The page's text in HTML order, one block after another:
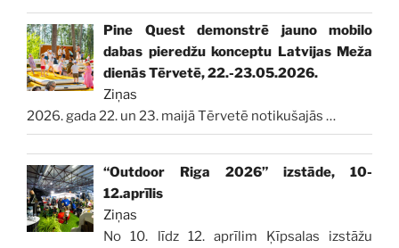
Pine Quest demonstrē jauno mobilo
dabas pieredžu konceptu Latvijas Meža
dienās Tērvetē, 22.-23.05.2026.
Ziņas
2026. gada 22. un 23. maijā Tērvetē notikušajās …
“Outdoor Riga 2026” izstāde, 10-
12.aprīlis
Ziņas
No 10. līdz 12. aprīlim Ķīpsalas izstāžu